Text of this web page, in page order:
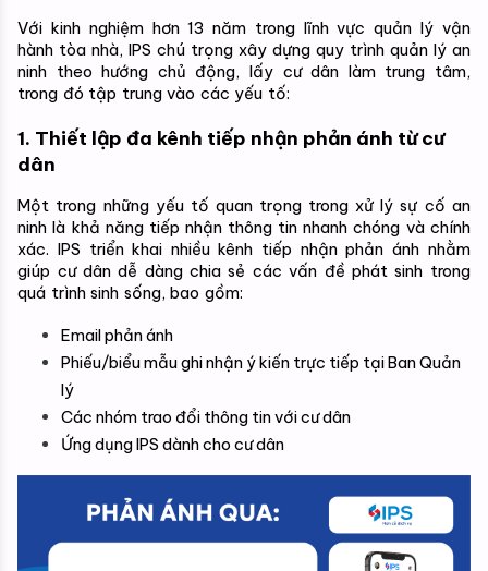
Với kinh nghiệm hơn 13 năm trong lĩnh vực quản lý vận
hành tòa nhà, IPS chú trọng xây dựng quy trình quản lý an
ninh theo hướng chủ động, lấy cư dân làm trung tâm,
trong đó tập trung vào các yếu tố:
1. Thiết lập đa kênh tiếp nhận phản ánh từ cư
dân
Một trong những yếu tố quan trọng trong xử lý sự cố an
ninh là khả năng tiếp nhận thông tin nhanh chóng và chính
xác. IPS triển khai nhiều kênh tiếp nhận phản ánh nhằm
giúp cư dân dễ dàng chia sẻ các vấn đề phát sinh trong
quá trình sinh sống, bao gồm:
Email phản ánh
Phiếu/biểu mẫu ghi nhận ý kiến trực tiếp tại Ban Quản
lý
Các nhóm trao đổi thông tin với cư dân
Ứng dụng IPS dành cho cư dân